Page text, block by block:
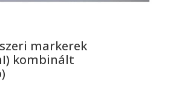
markerek
kombinált